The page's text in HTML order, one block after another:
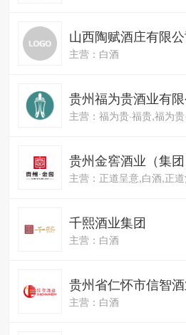
山西陶赋酒庄有限
主营：白酒
贵州福为贵酒业有
主营：福为贵·福贵,福为贵
贵州金窖酒业（集
主营：正道呈意,白酒,正
千熙酒业集团
主营：白酒
贵州省仁怀市信智
主营：白酒